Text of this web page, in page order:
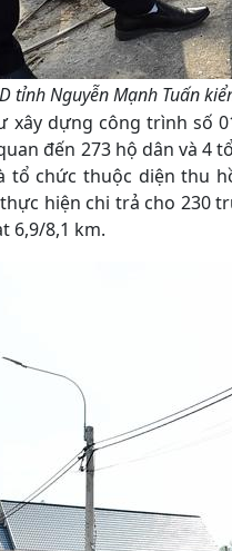
tỉnh Nguyễn Mạnh Tuấn
xây dựng công trình số
đến 273 hộ dân và 4
tổ chức thuộc diện thu
hiện chi trả cho 230
6,9/8,1 km.